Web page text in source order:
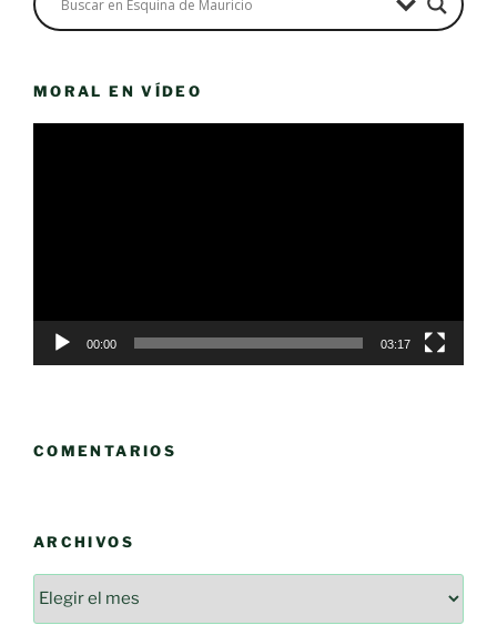
MORAL EN VÍDEO
00:00 03:17
COMENTARIOS
ARCHIVOS
Archivos